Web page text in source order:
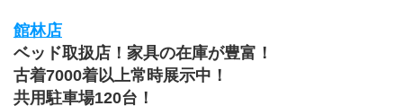
館林店
ベッド取扱店！家具の在庫が豊富！
古着7000着以上常時展示中！
共用駐車場120台！